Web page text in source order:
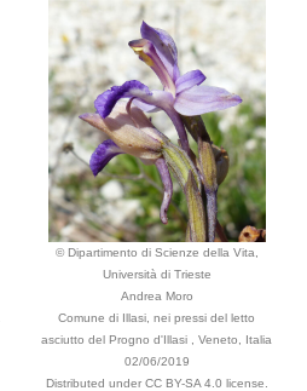
© Dipartimento di Scienze della Vita,
Università di Trieste
Andrea Moro
Comune di Illasi, nei pressi del letto
asciutto del Progno d'Illasi , Veneto, Italia
02/06/2019
Distributed under CC BY-SA 4.0 license.